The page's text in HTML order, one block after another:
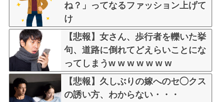
ね？」ってなるファッション上げて
け
【悲報】女さん、歩行者を轢いた挙
句、道路に倒れてどえらいことにな
ってしまうw w w w w w w
【悲報】久しぶりの嫁へのセ◯クス
の誘い方、わからない・・・